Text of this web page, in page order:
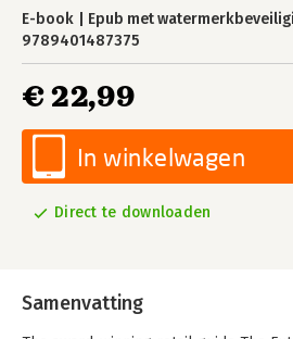
E-book Epub met
9789401487375
€ 22,99
In winkelwagen
Direct te downloaden
Samenvatting